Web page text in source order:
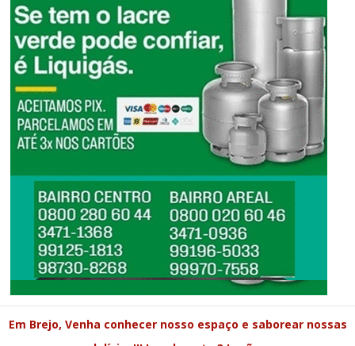
Em Brejo, Venha conhecer nosso espaço e saborear nossas